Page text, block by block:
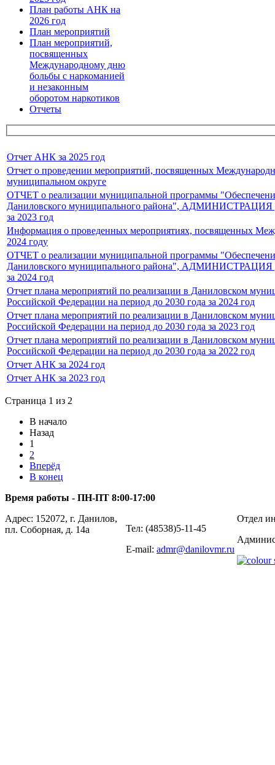
План работы АНК на
2026 год
План мероприятий
План мероприятий,
посвященных
Международному дню
больбы с наркоманией
и незаконным
оборотом наркотиков
Отчеты
Отчет АНК за 2025 год
Отчет о проведении мероприятий, посвященных
муниципальном округе
ОТЧЕТ о реализации муниципальной программы
Даниловского муниципального района",
за 2023 год
Информация о проведенных мероприятиях, посвященных
2024 году
ОТЧЕТ о реализации муниципальной программы
Даниловского муниципального района",
за 2024 год
Отчет плана мероприятий по реализации в Даниловском
Российской Федерации на период до 2030 года за 2024 год
Отчет плана мероприятий по реализации в Даниловском
Российской Федерации на период до 2030 года за 2023 год
Отчет плана мероприятий по реализации в Даниловском
Российской Федерации на период до 2030 года за 2022 год
Отчет АНК за 2024 год
Отчет АНК за 2023 год
Страница 1 из 2
В начало
Назад
1
2
Вперёд
В конец
Время работы - ПН-ПТ 8:00-17:00
Адрес: 152072, г. Данилов,
пл. Соборная, д. 14а
Тел: (48538)5-11-45
E-mail: admr@danilovmr.ru
Отдел